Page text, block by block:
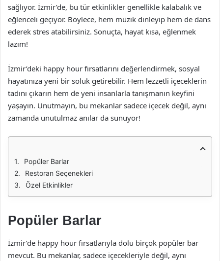
sağlıyor. İzmir’de, bu tür etkinlikler genellikle kalabalık ve
eğlenceli geçiyor. Böylece, hem müzik dinleyip hem de dans
ederek stres atabilirsiniz. Sonuçta, hayat kısa, eğlenmek
lazım!
İzmir’deki happy hour fırsatlarını değerlendirmek, sosyal
hayatınıza yeni bir soluk getirebilir. Hem lezzetli içeceklerin
tadını çıkarın hem de yeni insanlarla tanışmanın keyfini
yaşayın. Unutmayın, bu mekanlar sadece içecek değil, aynı
zamanda unutulmaz anılar da sunuyor!
Popüler Barlar
Restoran Seçenekleri
Özel Etkinlikler
Popüler Barlar
İzmir’de happy hour fırsatlarıyla dolu birçok popüler bar
mevcut. Bu mekanlar, sadece içecekleriyle değil, aynı